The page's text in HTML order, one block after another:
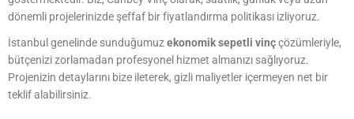
dönemli projelerinizde şeffaf bir fiyatlandırma politikası izliyoruz.
İstanbul genelinde sunduğumuzekonomik sepetli vinççözümleriyle,
bütçenizi zorlamadan profesyonel hizmet almanızı sağlıyoruz.
Projenizin detaylarını bize ileterek, gizli maliyetler içermeyen net bir
teklif alabilirsiniz.